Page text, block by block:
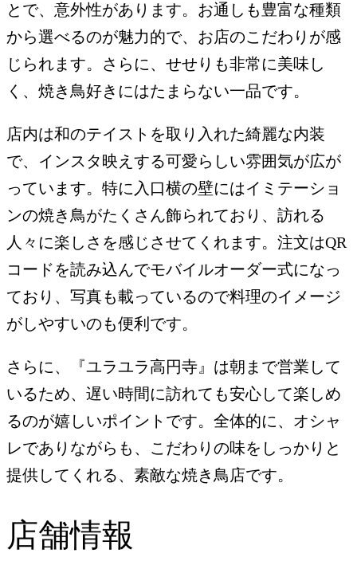
とで、意外性があります。お通しも豊富な種類
から選べるのが魅力的で、お店のこだわりが感
じられます。さらに、せせりも非常に美味し
く、焼き鳥好きにはたまらない一品です。
店内は和のテイストを取り入れた綺麗な内装
で、インスタ映えする可愛らしい雰囲気が広が
っています。特に入口横の壁にはイミテーショ
ンの焼き鳥がたくさん飾られており、訪れる
人々に楽しさを感じさせてくれます。注文はQR
コードを読み込んでモバイルオーダー式になっ
ており、写真も載っているので料理のイメージ
がしやすいのも便利です。
さらに、『ユラユラ高円寺』は朝まで営業して
いるため、遅い時間に訪れても安心して楽しめ
るのが嬉しいポイントです。全体的に、オシャ
レでありながらも、こだわりの味をしっかりと
提供してくれる、素敵な焼き鳥店です。
店舗情報